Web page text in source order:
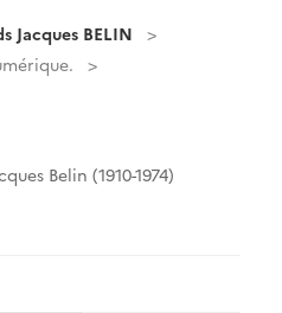
Jacques BELIN
Belin (1910-1974)